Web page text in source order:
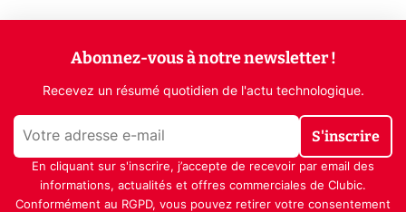
Abonnez-vous à notre newsletter !
Recevez un résumé quotidien de l'actu technologique.
S'inscrire
En cliquant sur s'inscrire, j’accepte de recevoir par email des
informations, actualités et offres commerciales de Clubic.
Conformément au RGPD, vous pouvez retirer votre consentement